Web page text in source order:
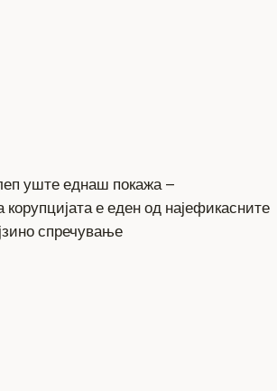
уште еднаш покажа –
корупцијата е еден од најефикасните
спречување